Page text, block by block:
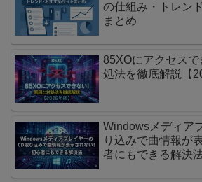
の仕組み・トレン
まとめ
85XOにアクセス
処法を徹底解説【
Windowsメディア
り込みで曲情報が
者にもできる解決